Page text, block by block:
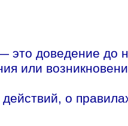
это доведение до
или
о